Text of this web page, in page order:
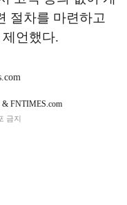
절차를 마련하고
언했다.
FNTIMES.com
금지